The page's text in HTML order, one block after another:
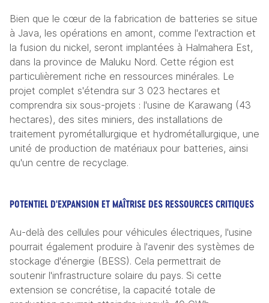
Bien que le cœur de la fabrication de batteries se situe
à Java, les opérations en amont, comme l'extraction et
la fusion du nickel, seront implantées à Halmahera Est,
dans la province de Maluku Nord. Cette région est
particulièrement riche en ressources minérales. Le
projet complet s'étendra sur 3 023 hectares et
comprendra six sous-projets : l'usine de Karawang (43
hectares), des sites miniers, des installations de
traitement pyrométallurgique et hydrométallurgique, une
unité de production de matériaux pour batteries, ainsi
qu'un centre de recyclage.
POTENTIEL D'EXPANSION ET MAÎTRISE DES RESSOURCES CRITIQUES
Au-delà des cellules pour véhicules électriques, l'usine
pourrait également produire à l'avenir des systèmes de
stockage d'énergie (BESS). Cela permettrait de
soutenir l'infrastructure solaire du pays. Si cette
extension se concrétise, la capacité totale de